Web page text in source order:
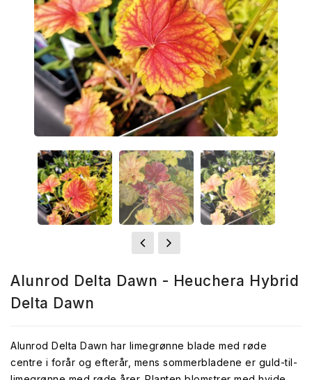
Alunrod Delta Dawn - Heuchera Hybrid
Delta Dawn
Alunrod Delta Dawn har limegrønne blade med røde
centre i forår og efterår, mens sommerbladene er guld-til-